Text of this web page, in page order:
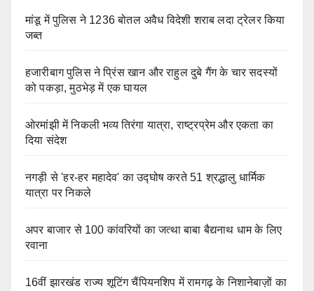
मांडू में पुलिस ने 1236 बोतल अवैध विदेशी शराब लदा ट्रेलर किया
जब्त
हजारीबाग पुलिस ने प्रिंस खान और राहुल दुबे गैंग के चार सदस्यों
को पकड़ा, मुठभेड़ में एक घायल
ओरमांझी में निकली भव्य तिरंगा यात्रा, राष्ट्रप्रेम और एकता का
दिया संदेश
नगड़ी से 'हर-हर महादेव' का उद्घोष करते 51 श्रद्धालु धार्मिक
यात्रा पर निकले
अपर बाजार से 100 कांवरियों का जत्था बाबा बैद्यनाथ धाम के लिए
रवाना
16वीं झारखंड राज्य शूटिंग चैंपियनशिप में रामगढ़ के निशानेबाज़ों का